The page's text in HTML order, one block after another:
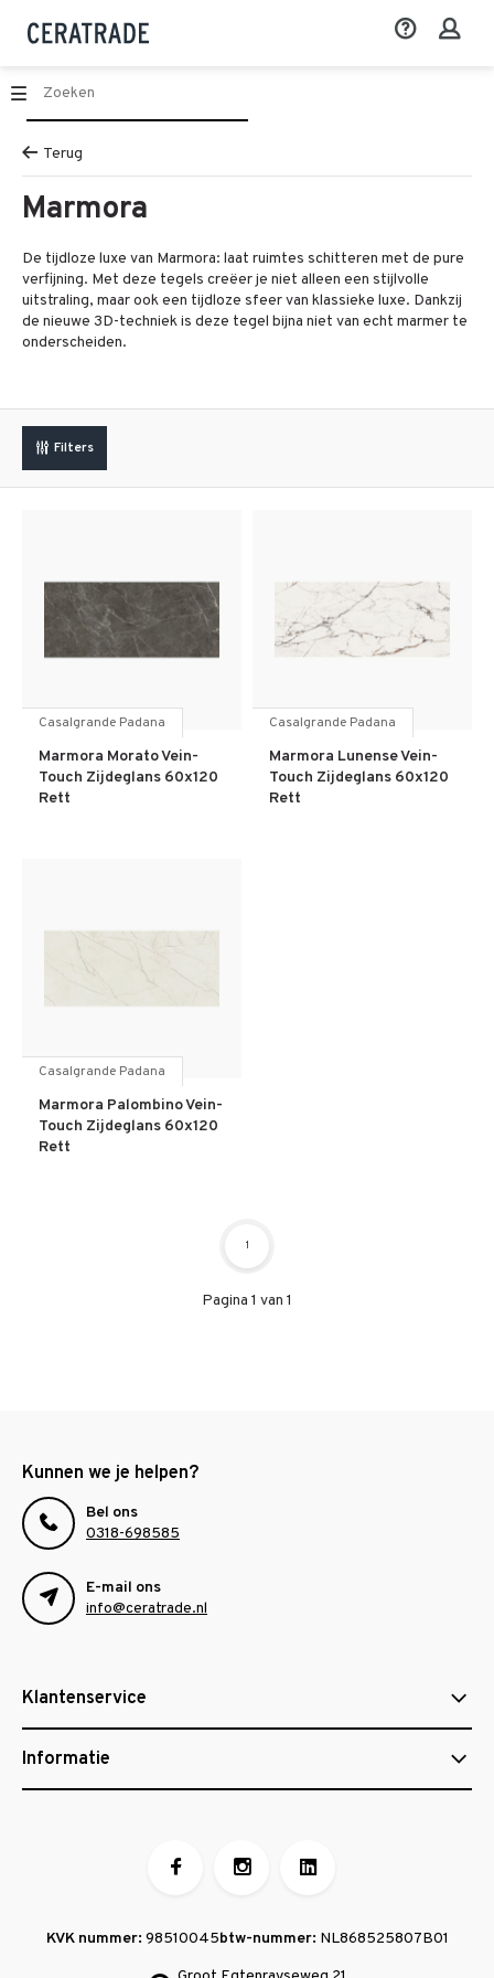
Terug
Marmora
De tijdloze luxe van Marmora: laat ruimtes schitteren met de pure
verfijning. Met deze tegels creëer je niet alleen een stijlvolle
uitstraling, maar ook een tijdloze sfeer van klassieke luxe. Dankzij
de nieuwe 3D-techniek is deze tegel bijna niet van echt marmer te
onderscheiden.
Filters
Casalgrande Padana
Marmora Morato Vein-
Touch Zijdeglans 60x120
Rett
Casalgrande Padana
Marmora Lunense Vein-
Touch Zijdeglans 60x120
Rett
Casalgrande Padana
Marmora Palombino Vein-
Touch Zijdeglans 60x120
Rett
Pagina 1 van 1
1
Kunnen we je helpen?
Bel ons
0318-698585
E-mail ons
info@ceratrade.nl
Klantenservice
Informatie
KVK nummer: 98510045btw-nummer: NL868525807B01